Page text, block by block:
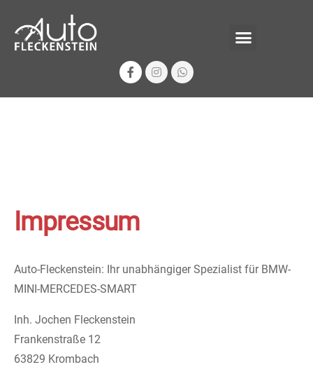
Impressum
Auto-Fleckenstein: Ihr unabhängiger Spezialist für BMW-
MINI-MERCEDES-SMART
Inh. Jochen Fleckenstein
Frankenstraße 12
63829 Krombach